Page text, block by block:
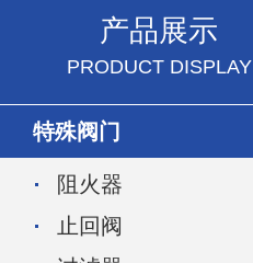
产品展示
PRODUCT DISPLAY
特殊阀门
阻火器
止回阀